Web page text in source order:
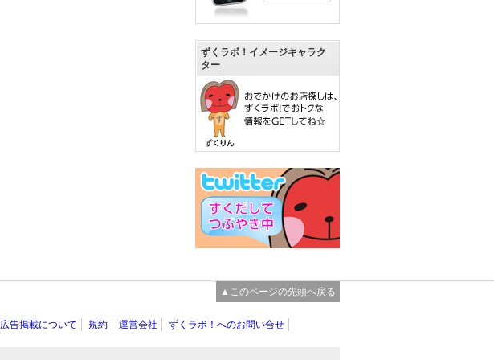
ずくラボ！イメージキャラク
ター
▲このページの先頭へ戻る
広告掲載について 規約 運営会社 ずくラボ！へのお問い合せ